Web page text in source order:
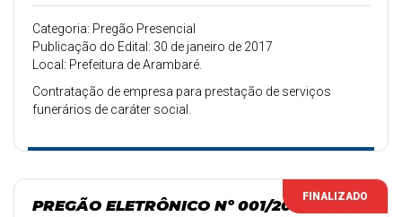
Categoria: Pregão Presencial
Publicação do Edital: 30 de janeiro de 2017
Local: Prefeitura de Arambaré.
Contratação de empresa para prestação de serviços
funerários de caráter social.
FINALIZADO
PREGÃO ELETRÔNICO Nº 001/2017